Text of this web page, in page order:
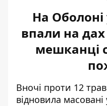
На
впали на дах
мешканці
Вночі проти 12
відновила